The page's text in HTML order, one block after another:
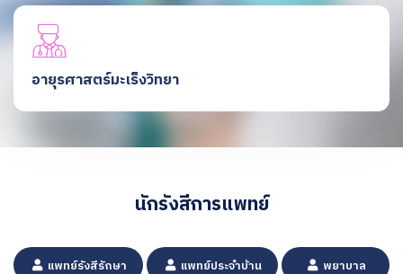
อายุรศาสตร์มะเร็งวิทยา
นักรังสีการแพทย์
แพทย์รังสีรักษา แพทย์ประจำบ้าน พยาบาล